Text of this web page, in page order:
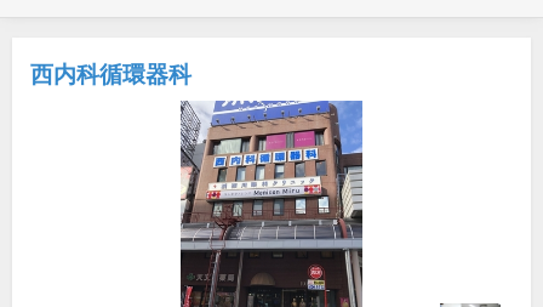
西内科循環器科